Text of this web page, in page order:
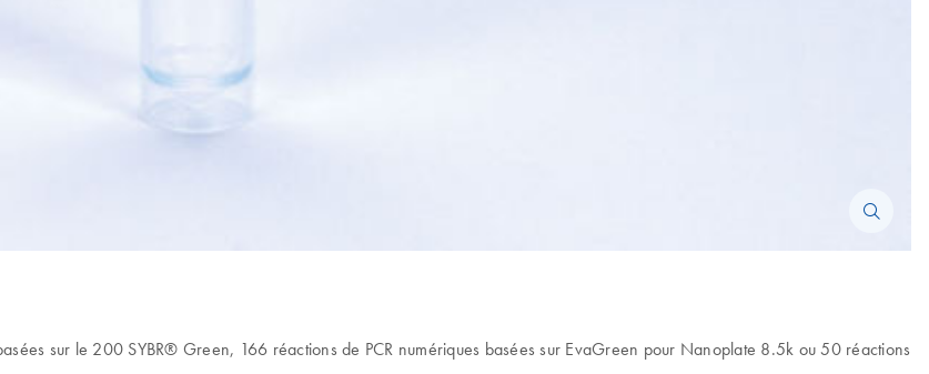
sur le 200 SYBR® Green, 166 réactions de PCR numériques basées sur EvaGreen pour Nanoplate 8.5k ou 50 réactions